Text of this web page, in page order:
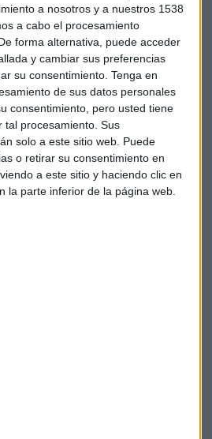
a nosotros y a nuestros 1538
a cabo el procesamiento
forma alternativa, puede acceder
y cambiar sus preferencias
su consentimiento. Tenga en
de sus datos personales
consentimiento, pero usted tiene
tal procesamiento. Sus
solo a este sitio web. Puede
o retirar su consentimiento en
a este sitio y haciendo clic en
la parte inferior de la página web.
del mercado girará en torno a los
y de servicios, así como
este lunes, mientras
el dato preliminar de
de la Universidad de Michigan.
con el resultado de la reunión de
petróleo y sus socios de la OPEP+,
los niveles de producción.